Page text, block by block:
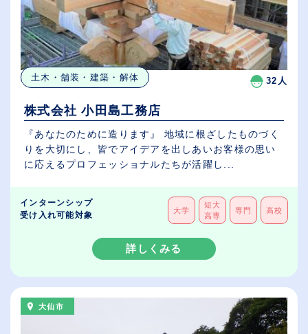
土木・舗装・建築・解体 32人
株式会社 小田島工務店
『あなたのために造ります』 地域に根ざしたものづく
りを大切にし、皆でアイデアを出しあいお客様の思い
に応えるプロフェッショナルたちが活躍し...
インターンシップ
受け入れ可能対象
大学
短大
高専
専門 高校
詳しくみる
大仙市